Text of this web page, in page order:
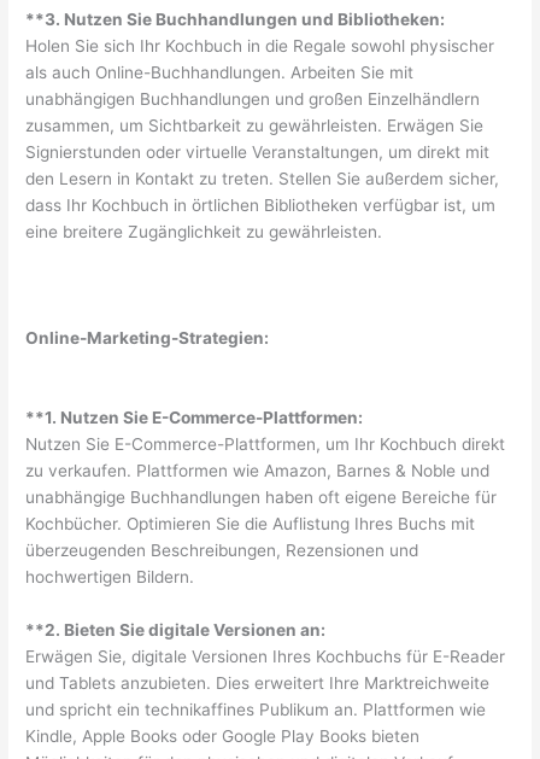
**3. Nutzen Sie Buchhandlungen und Bibliotheken:
Holen Sie sich Ihr Kochbuch in die Regale sowohl physischer
als auch Online-Buchhandlungen. Arbeiten Sie mit
unabhängigen Buchhandlungen und großen Einzelhändlern
zusammen, um Sichtbarkeit zu gewährleisten. Erwägen Sie
Signierstunden oder virtuelle Veranstaltungen, um direkt mit
den Lesern in Kontakt zu treten. Stellen Sie außerdem sicher,
dass Ihr Kochbuch in örtlichen Bibliotheken verfügbar ist, um
eine breitere Zugänglichkeit zu gewährleisten.
Online-Marketing-Strategien:
**1. Nutzen Sie E-Commerce-Plattformen:
Nutzen Sie E-Commerce-Plattformen, um Ihr Kochbuch direkt
zu verkaufen. Plattformen wie Amazon, Barnes & Noble und
unabhängige Buchhandlungen haben oft eigene Bereiche für
Kochbücher. Optimieren Sie die Auflistung Ihres Buchs mit
überzeugenden Beschreibungen, Rezensionen und
hochwertigen Bildern.
**2. Bieten Sie digitale Versionen an:
Erwägen Sie, digitale Versionen Ihres Kochbuchs für E-Reader
und Tablets anzubieten. Dies erweitert Ihre Marktreichweite
und spricht ein technikaffines Publikum an. Plattformen wie
Kindle, Apple Books oder Google Play Books bieten